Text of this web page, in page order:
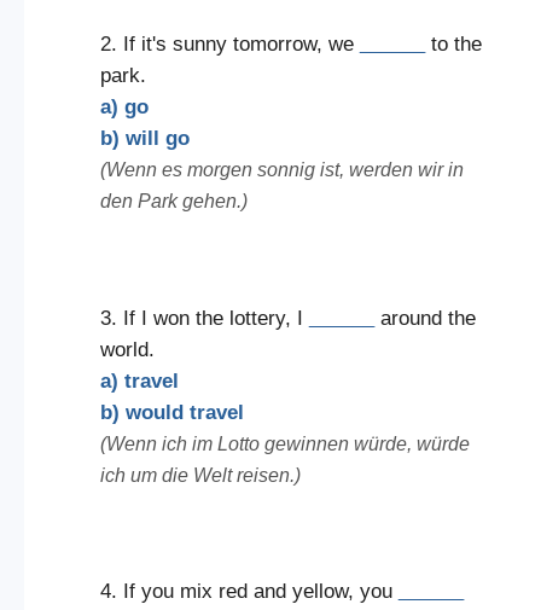
2. If it's sunny tomorrow, we
to the
park.
a) go
b) will go
(Wenn es morgen sonnig ist, werden wir in
den Park gehen.)
3. If I won the lottery, I
around the
world.
a) travel
b) would travel
(Wenn ich im Lotto gewinnen würde, würde
ich um die Welt reisen.)
4. If you mix red and yellow, you